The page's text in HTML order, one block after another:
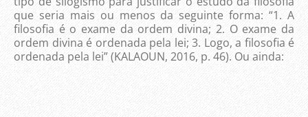
que seria mais ou menos da seguinte forma: “1. A
filosofia é o exame da ordem divina; 2. O exame da
ordem divina é ordenada pela lei; 3. Logo, a filosofia é
ordenada pela lei” (KALAOUN, 2016, p. 46). Ou ainda: